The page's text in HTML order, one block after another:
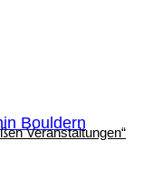
Veranstaltungen“
Bouldern